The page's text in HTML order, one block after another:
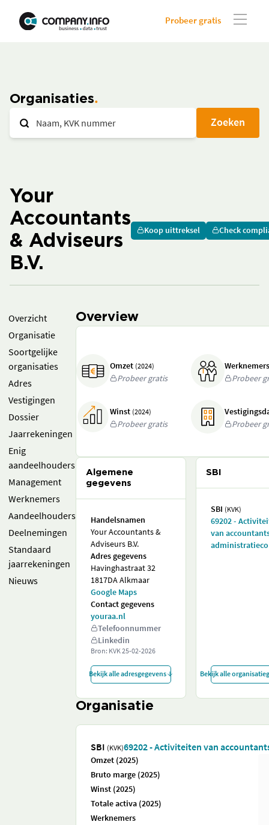
Probeer gratis
Organisaties
Zoeken
Your
Accountants
& Adviseurs
B.V.
Koop uittreksel Check
Overzicht
Organisatie
Soortgelijke
organisaties
Adres
Vestigingen
Dossier
Jaarrekeningen
Enig
aandeelhouders
Management
Werknemers
Aandeelhouders
Deelnemingen
Standaard
jaarrekeningen
Nieuws
Overview
Omzet (2024)
Probeer gratis
Probeer
Winst (2024)
Probeer gratis
Probeer
Algemene
gegevens
Handelsnamen
Your Accountants &
Adviseurs B.V.
Adres gegevens
Havinghastraat 32
1817DA Alkmaar
Google Maps
Contact gegevens
youraa.nl
Telefoonnummer
Linkedin
Bron: KVK25-02-2026
Bekijk alle adresgegevens
SBI
SBI (KVK)
69202 -
van
Bekijk alle
Organisatie
SBI (KVK)69202 - Activiteiten van
Omzet (2025)
Bruto marge (2025)
Winst (2025)
Totale activa (2025)
Werknemers